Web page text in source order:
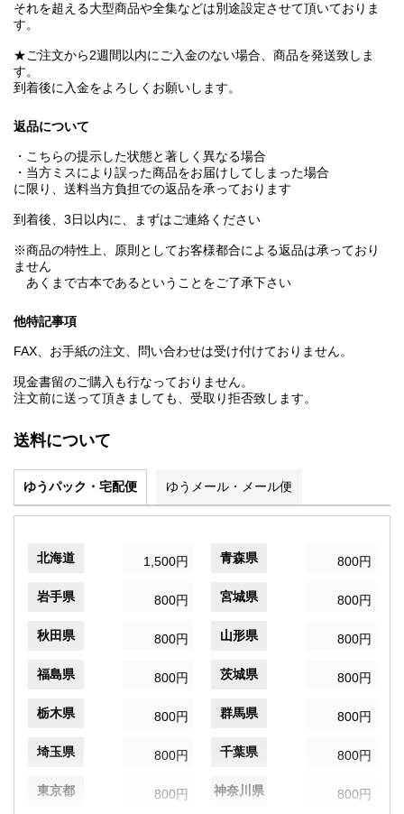
それを超える大型商品や全集などは別途設定させて頂いておりま
す。
★ご注文から2週間以内にご入金のない場合、商品を発送致しま
す。
到着後に入金をよろしくお願いします。
返品について
・こちらの提示した状態と著しく異なる場合
・当方ミスにより誤った商品をお届けしてしまった場合
に限り、送料当方負担での返品を承っております
到着後、3日以内に、まずはご連絡ください
※商品の特性上、原則としてお客様都合による返品は承っており
ません
あくまで古本であるということをご了承下さい
他特記事項
FAX、お手紙の注文、問い合わせは受け付けておりません。
現金書留のご購入も行なっておりません。
注文前に送って頂きましても、受取り拒否致します。
送料について
ゆうパック・宅配便 ゆうメール・メール便
北海道 1,500円 青森県 800円
岩手県 800円 宮城県 800円
秋田県 800円 山形県 800円
福島県 800円 茨城県 800円
栃木県 800円 群馬県 800円
埼玉県 800円 千葉県 800円
東京都 800円 神奈川県 800円